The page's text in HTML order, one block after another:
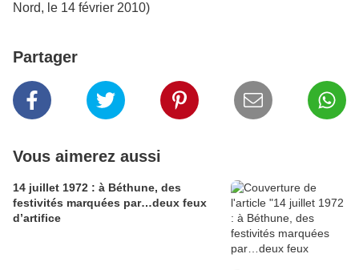
Nord, le 14 février 2010)
Partager
Vous aimerez aussi
14 juillet 1972 : à Béthune, des
festivités marquées par…deux feux
d’artifice